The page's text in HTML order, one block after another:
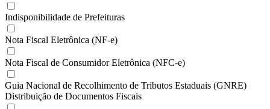
Indisponibilidade de Prefeituras
Nota Fiscal Eletrônica (NF-e)
Nota Fiscal de Consumidor Eletrônica (NFC-e)
Guia Nacional de Recolhimento de Tributos Estaduais (GNRE)
Distribuição de Documentos Fiscais